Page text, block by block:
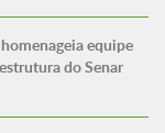
equipe
do Senar